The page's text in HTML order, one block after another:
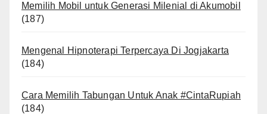
Memilih Mobil untuk Generasi Milenial di Akumobil
(187)
Mengenal Hipnoterapi Terpercaya Di Jogjakarta
(184)
Cara Memilih Tabungan Untuk Anak #CintaRupiah
(184)